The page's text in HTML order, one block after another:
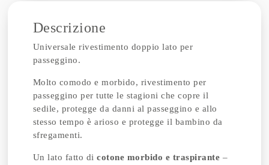
Descrizione
Universale rivestimento doppio lato per
passeggino.
Molto comodo e morbido, rivestimento per
passeggino per tutte le stagioni che copre il
sedile, protegge da danni al passeggino e allo
stesso tempo è arioso e protegge il bambino da
sfregamenti.
Un lato fatto dicotone morbido e traspirante –